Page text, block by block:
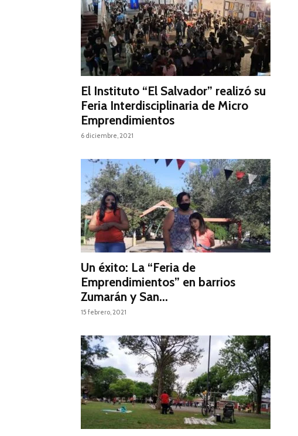
El Instituto “El Salvador” realizó su
Feria Interdisciplinaria de Micro
Emprendimientos
6 diciembre, 2021
Un éxito: La “Feria de
Emprendimientos” en barrios
Zumarán y San...
15 febrero, 2021